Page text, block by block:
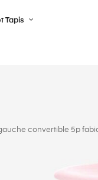
Tapis
convertible 5p